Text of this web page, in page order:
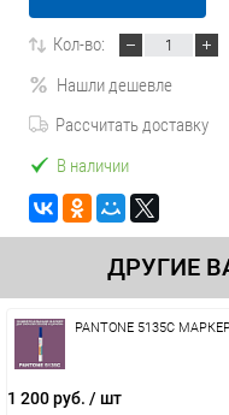
Кол-во:
Нашли дешевле
Рассчитать доставку
В наличии
ДРУГИЕ
PANTONE 5135C
1 200 руб. / шт